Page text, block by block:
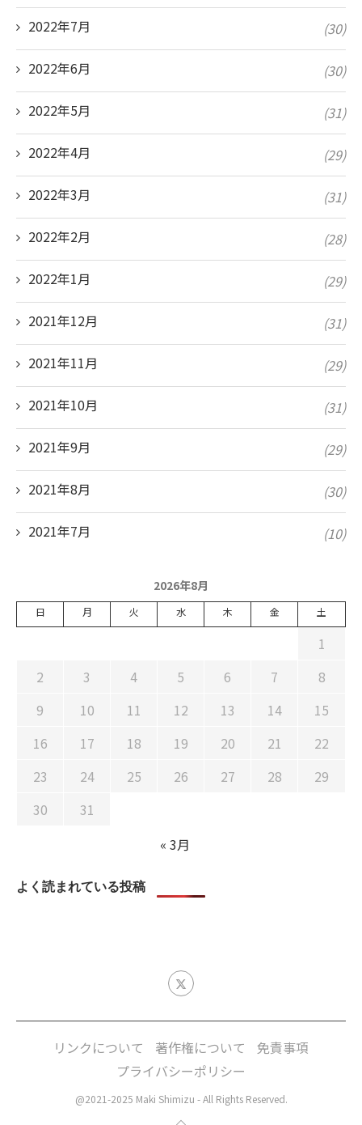
2022年7月 (30)
2022年6月 (30)
2022年5月 (31)
2022年4月 (29)
2022年3月 (31)
2022年2月 (28)
2022年1月 (29)
2021年12月 (31)
2021年11月 (29)
2021年10月 (31)
2021年9月 (29)
2021年8月 (30)
2021年7月 (10)
2026年8月
日 月 火 水 木 金 土
1
2
3 4 5 6 7
8
9
10 11 12 13 14
15
16
17 18 19 20 21
22
23
24 25 26 27 28
29
30
31
« 3月
よく読まれている投稿
リンクについて 著作権について
免責事項
プライバシーポリシー
@2021-2025 Maki Shimizu - All Rights Reserved.